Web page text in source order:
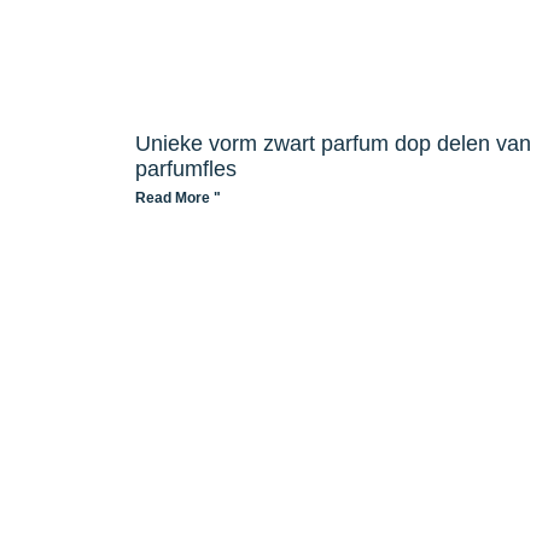
Unieke vorm zwart parfum dop delen van
parfumfles
Read More "